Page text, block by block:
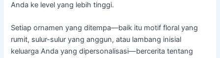
Anda ke level yang lebih tinggi.
Setiap ornamen yang ditempa—baik itu motif floral yang
rumit, sulur-sulur yang anggun, atau lambang inisial
keluarga Anda yang dipersonalisasi—bercerita tentang